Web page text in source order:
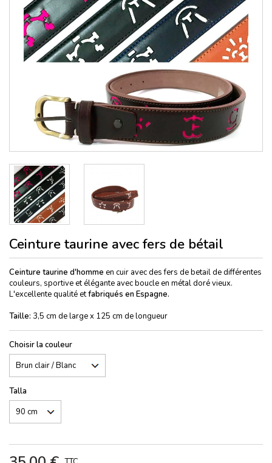
Ceinture taurine avec fers de bétail
Ceinture taurine d'homme en cuir avec des fers de betail de différentes
couleurs, sportive et élégante avec boucle en métal doré vieux.
L'excellente qualité etfabriqués en Espagne.
Taille: 3,5 cm de large x 125 cm de longueur
Choisir la couleur
Talla